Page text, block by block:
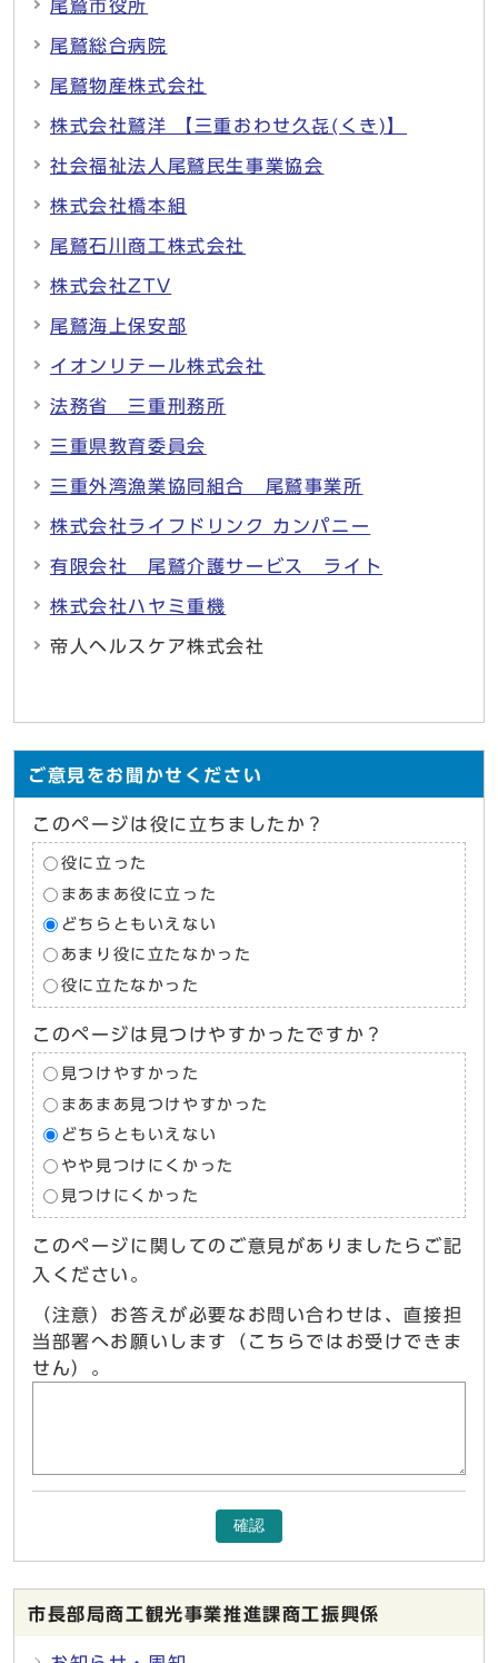
尾鷲市役所
尾鷲総合病院
尾鷲物産株式会社
株式会社鷲洋 【三重おわせ久㐂(くき)】
社会福祉法人尾鷲民生事業協会
株式会社橋本組
尾鷲石川商工株式会社
株式会社ZTV
尾鷲海上保安部
イオンリテール株式会社
法務省 三重刑務所
三重県教育委員会
三重外湾漁業協同組合 尾鷲事業所
株式会社ライフドリンク カンパニー
有限会社 尾鷲介護サービス ライト
株式会社ハヤミ重機
帝人ヘルスケア株式会社
ご意見をお聞かせください
このページは役に立ちましたか？
役に立った
まあまあ役に立った
どちらともいえない
あまり役に立たなかった
役に立たなかった
このページは見つけやすかったですか？
見つけやすかった
まあまあ見つけやすかった
どちらともいえない
やや見つけにくかった
見つけにくかった
このページに関してのご意見がありましたらご記
入ください。
（注意）お答えが必要なお問い合わせは、直接担
当部署へお願いします（こちらではお受けできま
せん）。
確認
市長部局商工観光事業推進課商工振興係